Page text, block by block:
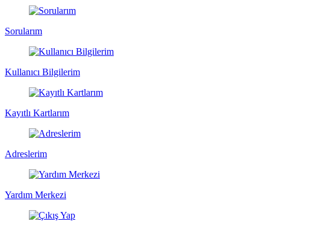
Sorularım
Kullanıcı Bilgilerim
Kayıtlı Kartlarım
Adreslerim
Yardım Merkezi